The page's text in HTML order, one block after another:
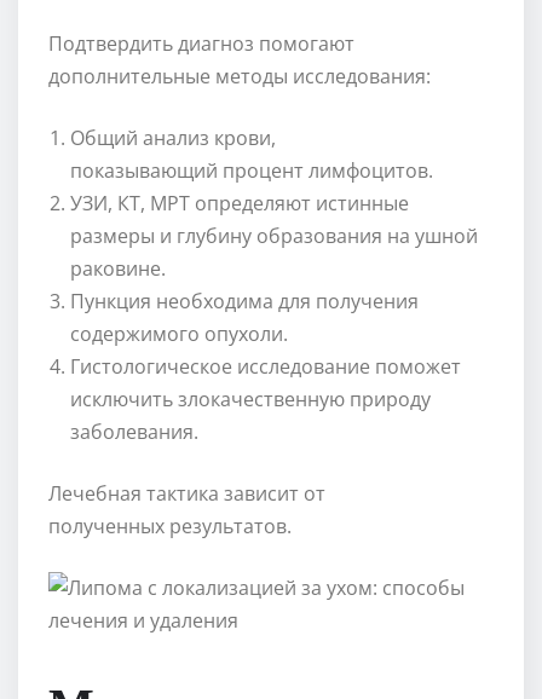
Подтвердить диагноз помогают
дополнительные методы исследования:
Общий анализ крови,
показывающий процент лимфоцитов.
УЗИ, КТ, МРТ определяют истинные
размеры и глубину образования на ушной
раковине.
Пункция необходима для получения
содержимого опухоли.
Гистологическое исследование поможет
исключить злокачественную природу
заболевания.
Лечебная тактика зависит от
полученных результатов.